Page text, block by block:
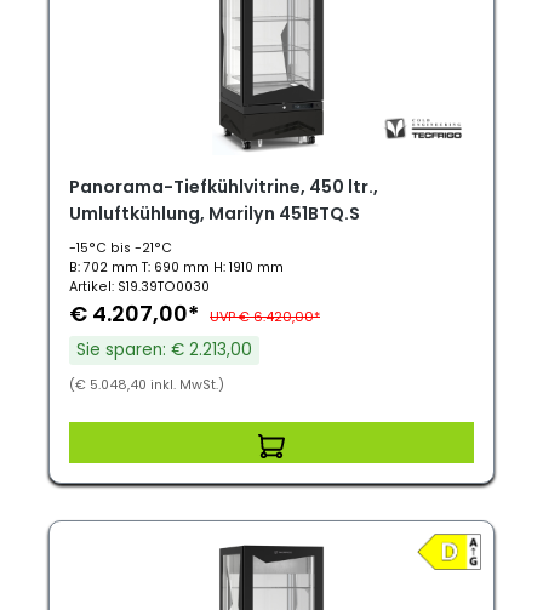
Panorama-Tiefkühlvitrine, 450 ltr.,
Umluftkühlung, Marilyn 451BTQ.S
-15°C bis -21°C
B: 702 mm T: 690 mm H: 1910 mm
Artikel: S19.39TO0030
€ 4.207,00* UVP € 6.420,00*
Sie sparen: € 2.213,00
(€ 5.048,40 inkl. MwSt.)